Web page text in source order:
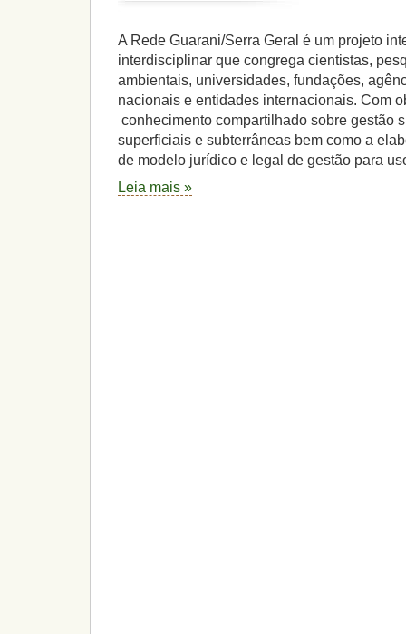
A Rede Guarani/Serra Geral é um projeto
interdisciplinar que congrega cientistas,
ambientais, universidades, fundações,
nacionais e entidades internacionais. Com
conhecimento compartilhado sobre gestão
superficiais e subterrâneas bem como a
de modelo jurídico e legal de gestão para
Leia mais »